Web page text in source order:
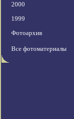
2000
1999
Фотоархив
Все фотоматериалы